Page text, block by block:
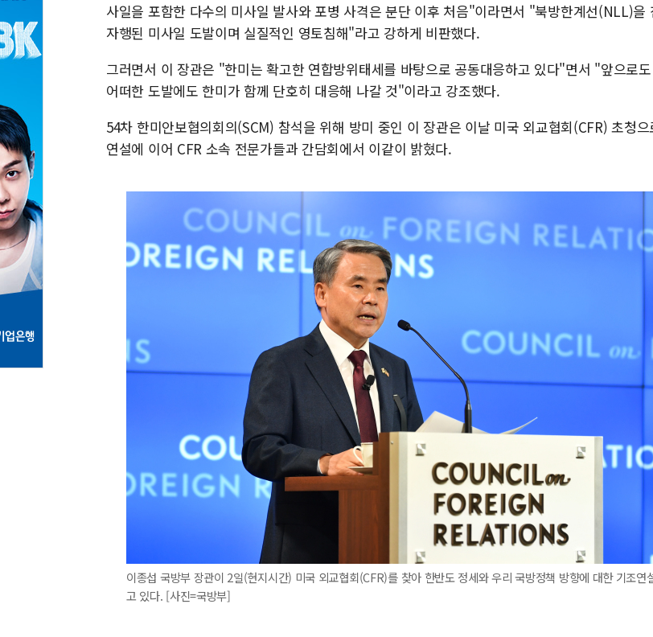
윤준병·이해
'호우·산사
사일을 포함한 다수의 미사일 발사와 포병 사격은 분단 이후 처음"이라면서 "북방한계선(NLL)을
자행된 미사일 도발이며 실질적인 영토침해"라고 강하게 비판했다.
그러면서 이 장관은 "한미는 확고한 연합방위태세를 바탕으로 공동대응하고 있다"면서 "앞으로
어떠한 도발에도 한미가 함께 단호히 대응해 나갈 것"이라고 강조했다.
54차 한미안보협의회의(SCM) 참석을 위해 방미 중인 이 장관은 이날 미국 외교협회(CFR) 초청으
연설에 이어 CFR 소속 전문가들과 간담회에서 이같이 밝혔다.
이종섭 국방부 장관이 2일(현지시간) 미국 외교협회(CFR)를 찾아 한반도 정세와 우리 국방정책 방향에 대한 기조연
고 있다. [사진=국방부]